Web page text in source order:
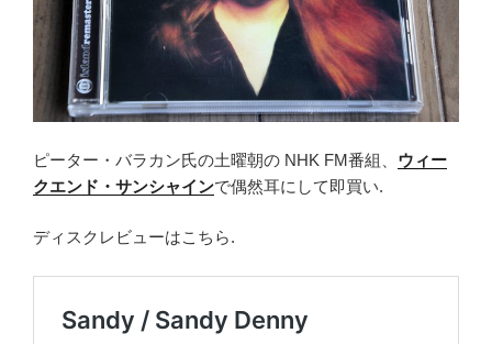
ピーター・バラカン氏の土曜朝の NHK FM番組、 ウィー
クエンド・サンシャインで偶然耳にして即買い.
ディスクレビューはこちら.